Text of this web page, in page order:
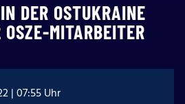
DER OSTUKRAINE
MITARBEITER
| 07:55 Uhr